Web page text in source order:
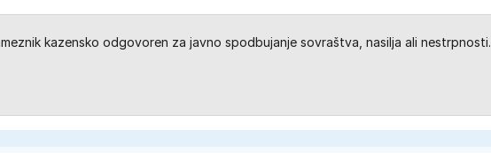
kazensko odgovoren za javno spodbujanje sovraštva, nasilja ali nestrpnosti.